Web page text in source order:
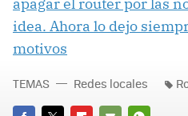
idea. Ahora lo dejo
motivos
TEMAS Redes locales